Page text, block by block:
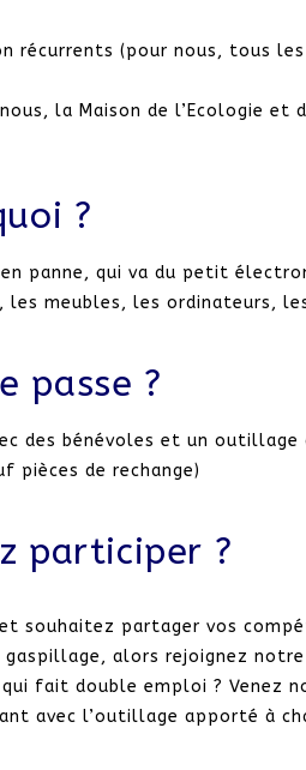
récurrents (pour nous, tous
la Maison de l’Ecologie et
?
panne, qui va du petit
les meubles, les ordinateurs,
passe ?
des bénévoles et un outillage
pièces de rechange)
participer ?
souhaitez partager vos
alors rejoignez notre
fait double emploi ? Venez
avec l’outillage apporté à